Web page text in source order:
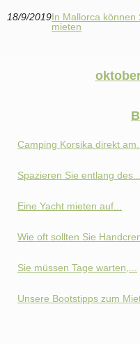
18/9/2019In Mallorca können
mieten
Camping Korsika direkt am...
Spazieren Sie entlang des...
Eine Yacht mieten auf...
Wie oft sollten Sie
Sie müssen Tage warten,...
Unsere Bootstipps zum